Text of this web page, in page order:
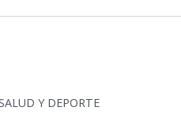
Y DEPORTE